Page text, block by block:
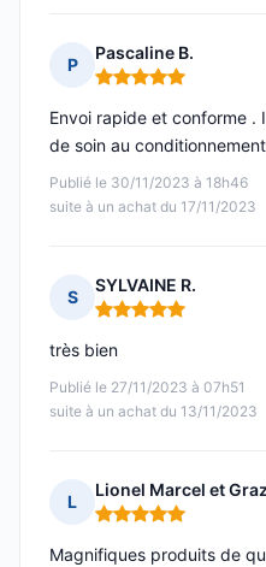
P
Pascaline B.
Note : 5 sur 5
Publié le 30/11/2023 à 18h46
suite à un achat du 17/11/2023
Envoi rapide et conforme .
de soin au
S
SYLVAINE R.
Note : 5 sur 5
Publié le 27/11/2023 à 07h51
suite à un achat du 13/11/2023
très bien
L
Lionel Marcel et
Note : 5 sur 5
Magnifiques produits de